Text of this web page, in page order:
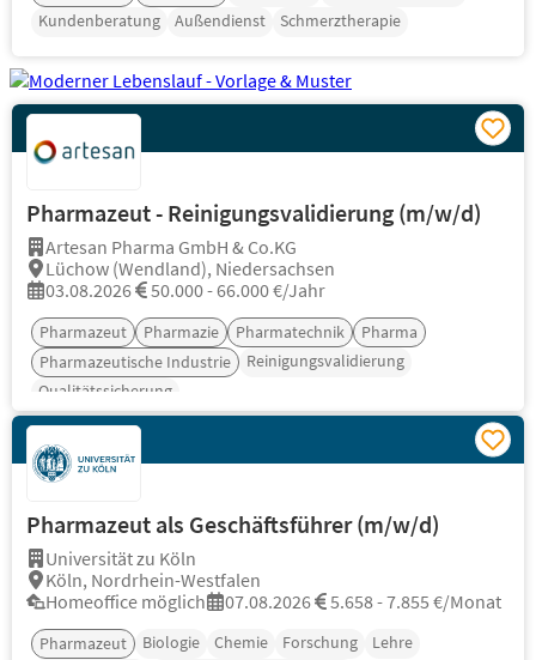
Kundenberatung
Außendienst Schmerztherapie
Pharmazeut - Reinigungsvalidierung (m/w/d)
Artesan Pharma GmbH & Co.KG
Lüchow (Wendland), Niedersachsen
03.08.2026
50.000 - 66.000 €/Jahr
Pharmazeut Pharmazie Pharmatechnik
Pharma
Pharmazeutische Industrie
Reinigungsvalidierung
Qualitätssicherung
Pharmazeut als Geschäftsführer (m/w/d)
Universität zu Köln
Köln, Nordrhein-Westfalen
Homeoffice möglich
07.08.2026 5.658 - 7.855 €/Monat
Pharmazeut Biologie Chemie Forschung
Lehre